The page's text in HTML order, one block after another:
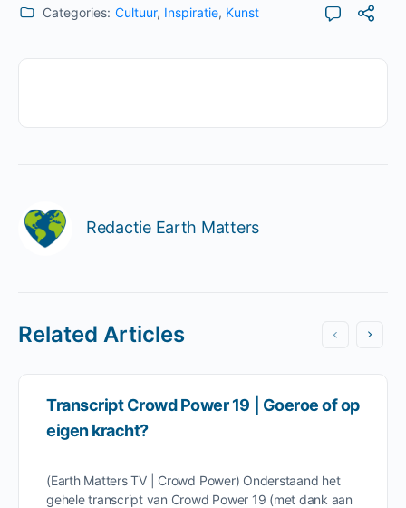
Categories: Cultuur, Inspiratie, Kunst
Redactie Earth Matters
Related Articles
Transcript Crowd Power 19 | Goeroe of op
eigen kracht?
(Earth Matters TV | Crowd Power) Onderstaand het
gehele transcript van Crowd Power 19 (met dank aan